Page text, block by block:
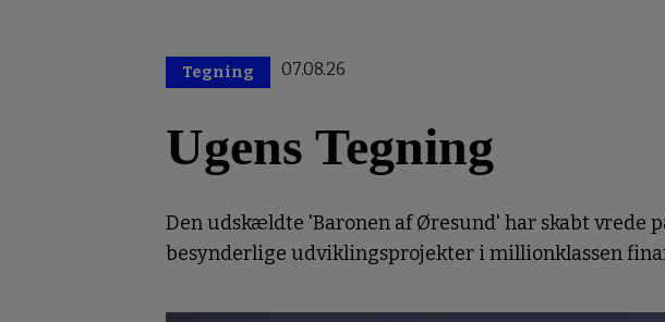
Tegning 07.08.26
Ugens Tegning
Den udskældte 'Baronen af Øresund' har skabt vrede
besynderlige udviklingsprojekter i millionklassen